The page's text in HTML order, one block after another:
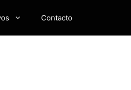
Contacto